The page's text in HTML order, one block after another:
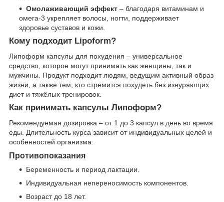
Омолаживающий эффект – благодаря витаминам и
омега-3 укрепляет волосы, ногти, поддерживает
здоровье суставов и кожи.
Кому подходит Lipoform?
Липоформ капсулы для похудения – универсальное
средство, которое могут принимать как женщины, так и
мужчины. Продукт подходит людям, ведущим активный образ
жизни, а также тем, кто стремится похудеть без изнуряющих
диет и тяжёлых тренировок.
Как принимать капсулы Липоформ?
Рекомендуемая дозировка – от 1 до 3 капсул в день во время
еды. Длительность курса зависит от индивидуальных целей и
особенностей организма.
Противопоказания
Беременность и период лактации.
Индивидуальная непереносимость компонентов.
Возраст до 18 лет.